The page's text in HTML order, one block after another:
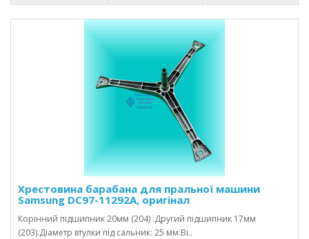
Хрестовина барабана для пральної машини
Samsung DC97-11292A, оригінал
Корінний підшипник 20мм (204) .Другий підшипник 17мм
(203).Діаметр втулки під сальник: 25 мм.Ві..